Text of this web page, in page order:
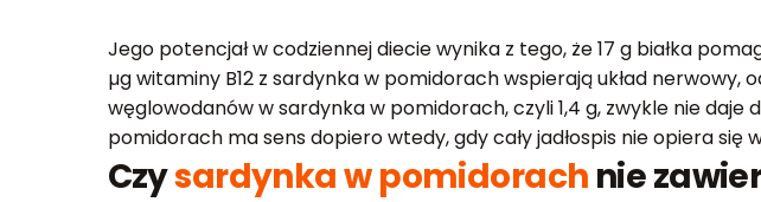
Jego potencjał w codziennej diecie wynika z tego, że 17 g białka
µg witaminy B12 z sardynka w pomidorach wspierają układ
węglowodanów w sardynka w pomidorach, czyli 1,4 g, zwykle nie daje
pomidorach ma sens dopiero wtedy, gdy cały jadłospis nie opiera
Czysardynka w pomidorach nie